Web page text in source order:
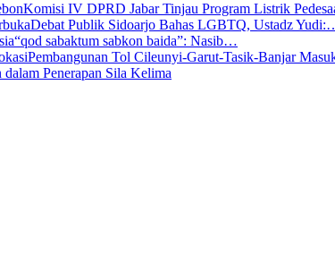
Komisi IV DPRD Jabar Tinjau Program Listrik
Debat Publik Sidoarjo Bahas LGBTQ, Ustadz
“qod sabaktum sabkon baida”: Nasib…
Pembangunan Tol Cileunyi-Garut-Tasik-Banjar
Penerapan Sila Kelima